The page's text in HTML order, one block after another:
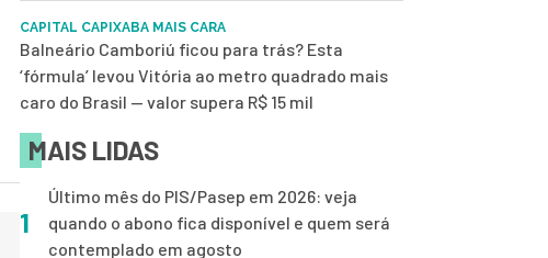
CAPITAL CAPIXABA MAIS CARA
Balneário Camboriú ficou para trás? Esta
‘fórmula’ levou Vitória ao metro quadrado mais
caro do Brasil — valor supera R$ 15 mil
MAIS LIDAS
1
Último mês do PIS/Pasep em 2026: veja
quando o abono fica disponível e quem será
contemplado em agosto